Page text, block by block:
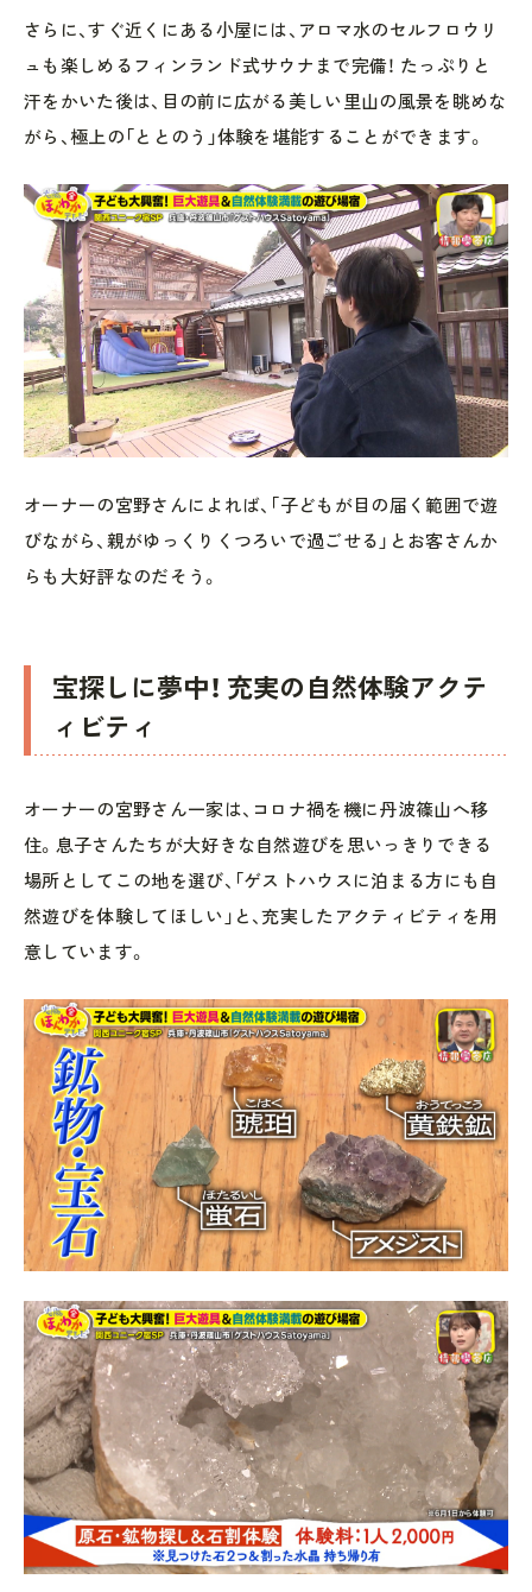
さらに、すぐ近くにある小屋には、アロマ水のセルフロウリ
ュも楽しめるフィンランド式サウナまで完備！ たっぷりと
汗をかいた後は、目の前に広がる美しい里山の風景を眺めな
がら、極上の「ととのう」体験を堪能することができます。
オーナーの宮野さんによれば、「子どもが目の届く範囲で遊
びながら、親がゆっくりくつろいで過ごせる」とお客さんか
らも大好評なのだそう。
宝探しに夢中！ 充実の自然体験アクテ
ィビティ
オーナーの宮野さん一家は、コロナ禍を機に丹波篠山へ移
住。息子さんたちが大好きな自然遊びを思いっきりできる
場所としてこの地を選び、「ゲストハウスに泊まる方にも自
然遊びを体験してほしい」と、充実したアクティビティを用
意しています。